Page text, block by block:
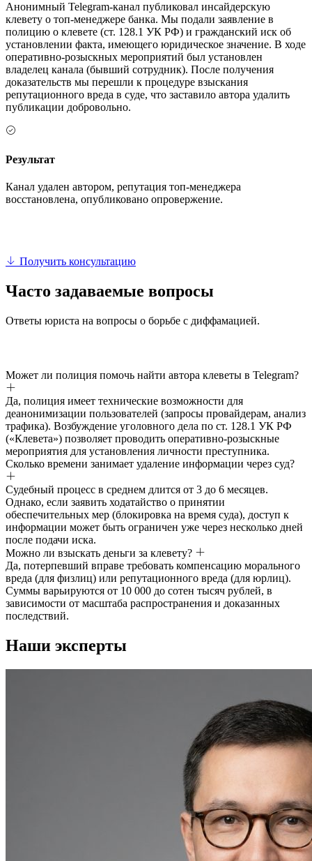
Анонимный Telegram-канал публиковал инсайдерскую
клевету о топ-менеджере банка. Мы подали заявление в
полицию о клевете (ст. 128.1 УК РФ) и гражданский иск об
установлении факта, имеющего юридическое значение. В ходе
оперативно-розыскных мероприятий был установлен
владелец канала (бывший сотрудник). После получения
доказательств мы перешли к процедуре взыскания
репутационного вреда в суде, что заставило автора удалить
публикации добровольно.
Результат
Канал удален автором, репутация топ-менеджера
восстановлена, опубликовано опровержение.
Получить консультацию
Часто задаваемые вопросы
Ответы юриста на вопросы о борьбе с диффамацией.
Может ли полиция помочь найти автора клеветы в Telegram?
Да, полиция имеет технические возможности для
деанонимизации пользователей (запросы провайдерам, анализ
трафика). Возбуждение уголовного дела по ст. 128.1 УК РФ
(«Клевета») позволяет проводить оперативно-розыскные
мероприятия для установления личности преступника.
Сколько времени занимает удаление информации через суд?
Судебный процесс в среднем длится от 3 до 6 месяцев.
Однако, если заявить ходатайство о принятии
обеспечительных мер (блокировка на время суда), доступ к
информации может быть ограничен уже через несколько дней
после подачи иска.
Можно ли взыскать деньги за клевету?
Да, потерпевший вправе требовать компенсацию морального
вреда (для физлиц) или репутационного вреда (для юрлиц).
Суммы варьируются от 10 000 до сотен тысяч рублей, в
зависимости от масштаба распространения и доказанных
последствий.
Наши эксперты